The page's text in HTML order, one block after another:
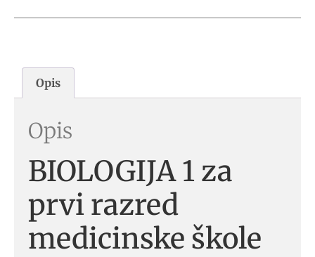
Opis
Opis
BIOLOGIJA 1 za
prvi razred
medicinske škole